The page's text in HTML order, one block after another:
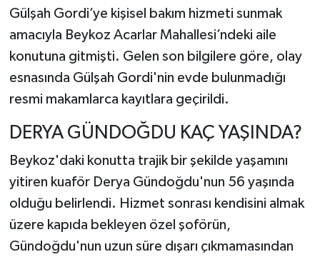
Gülşah Gordi’ye kişisel bakım hizmeti sunmak
amacıyla Beykoz Acarlar Mahallesi’ndeki aile
konutuna gitmişti. Gelen son bilgilere göre, olay
esnasında Gülşah Gordi'nin evde bulunmadığı
resmi makamlarca kayıtlara geçirildi.
DERYA GÜNDOĞDU KAÇ YAŞINDA?
Beykoz'daki konutta trajik bir şekilde yaşamını
yitiren kuaför Derya Gündoğdu'nun 56 yaşında
olduğu belirlendi. Hizmet sonrası kendisini almak
üzere kapıda bekleyen özel şoförün,
Gündoğdu'nun uzun süre dışarı çıkmamasından